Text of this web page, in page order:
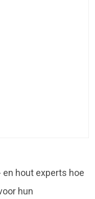
en hout experts hoe
hun